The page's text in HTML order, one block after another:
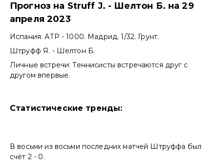
Прогноз на Struff J. - Шелтон Б. на 29
апреля 2023
Испания. АТР - 1000. Мадрид. 1/32. Грунт.
Штруфф Я. - Шелтон Б.
Личные встречи: Теннисисты встречаются друг с
другом впервые.
Статистические тренды:
В восьми из восьми последних матчей Штруффа был
счёт 2 - 0.